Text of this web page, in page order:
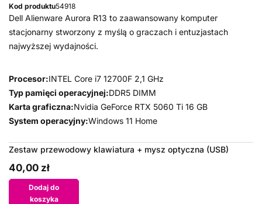
Kod produktu54918
Dell Alienware Aurora R13 to zaawansowany komputer
stacjonarny stworzony z myślą o graczach i entuzjastach
najwyższej wydajności.
Procesor:INTEL Core i7 12700F 2,1 GHz
Typ pamięci operacyjnej:DDR5 DIMM
Karta graficzna:Nvidia GeForce RTX 5060 Ti 16 GB
System operacyjny:Windows 11 Home
Zestaw przewodowy klawiatura + mysz optyczna (USB)
40,00 zł
Dodaj do
koszyka